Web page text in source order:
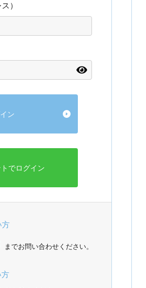
）
方
までお問い合わせください。